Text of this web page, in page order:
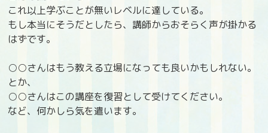
これ以上学ぶことが無いレベルに達している。
もし本当にそうだとしたら、講師からおそらく声が掛かる
はずです。
○○さんはもう教える立場になっても良いかもしれない。
とか、
○○さんはこの講座を復習として受けてください。
など、何かしら気を遣います。